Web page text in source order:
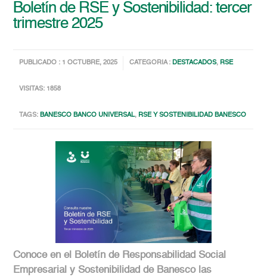
Boletín de RSE y Sostenibilidad: tercer
trimestre 2025
PUBLICADO : 1 OCTUBRE, 2025 CATEGORIA :DESTACADOS, RSE
VISITAS: 1858
TAGS:BANESCO BANCO UNIVERSAL, RSE Y SOSTENIBILIDAD BANESCO
Conoce en el Boletín de Responsabilidad Social
Empresarial y Sostenibilidad de Banesco las